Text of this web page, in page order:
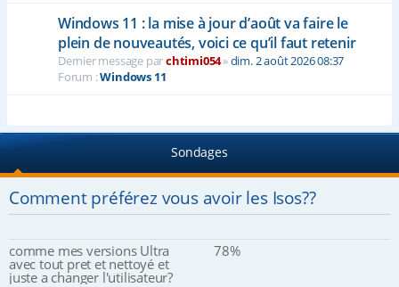
Windows 11 : la mise à jour d’août va faire le
plein de nouveautés, voici ce qu’il faut retenir
Dernier message parchtimi054»dim. 2 août 2026 08:37
Forum :Windows 11
Sondages
Comment préférez vous avoir les Isos??
comme mes versions Ultra
avec tout pret et nettoyé et
juste a changer l'utilisateur?
78%